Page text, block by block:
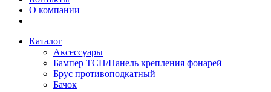
О компании
Каталог
Аксессуары
Бампер ТСП/Панель крепления фонарей
Брус противоподкатный
Бачок